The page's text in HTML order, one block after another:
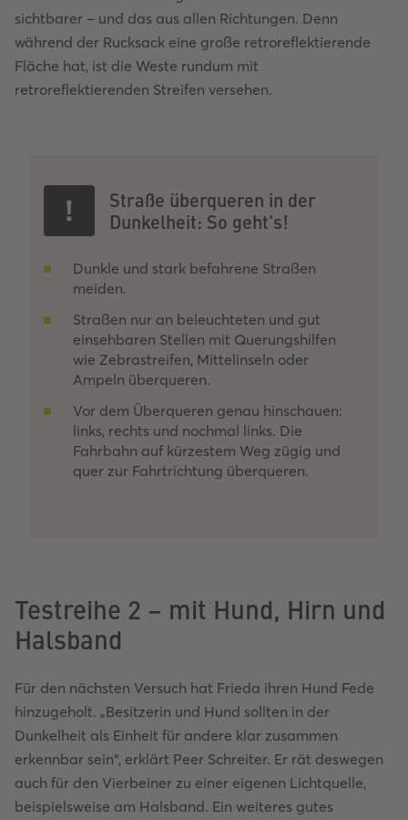
sichtbarer – und das aus allen Richtungen. Denn
während der Rucksack eine große retroreflektierende
Fläche hat, ist die Weste rundum mit
retroreflektierenden Streifen versehen.
Straße überqueren in der
Dunkelheit: So geht's!
Dunkle und stark befahrene Straßen
meiden.
Straßen nur an beleuchteten und gut
einsehbaren Stellen mit Querungshilfen
wie Zebrastreifen, Mittelinseln oder
Ampeln überqueren.
Vor dem Überqueren genau hinschauen:
links, rechts und nochmal links. Die
Fahrbahn auf kürzestem Weg zügig und
quer zur Fahrtrichtung überqueren.
Testreihe 2 – mit Hund, Hirn und
Halsband
Für den nächsten Versuch hat Frieda ihren Hund Fede
hinzugeholt. „Besitzerin und Hund sollten in der
Dunkelheit als Einheit für andere klar zusammen
erkennbar sein“, erklärt Peer Schreiter. Er rät deswegen
auch für den Vierbeiner zu einer eigenen Lichtquelle,
beispielsweise am Halsband. Ein weiteres gutes